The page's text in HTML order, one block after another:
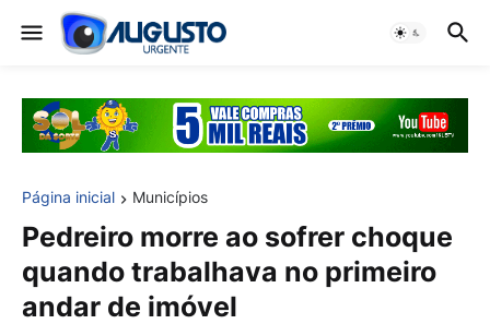
Página inicial Municípios
Pedreiro morre ao sofrer choque
quando trabalhava no primeiro
andar de imóvel